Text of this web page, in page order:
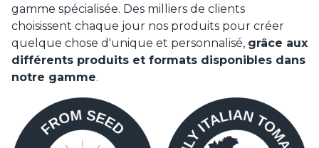
gamme spécialisée. Des milliers de clients
choisissent chaque jour nos produits pour créer
quelque chose d'unique et personnalisé, grâce aux
différents produits et formats disponibles dans
notre gamme.